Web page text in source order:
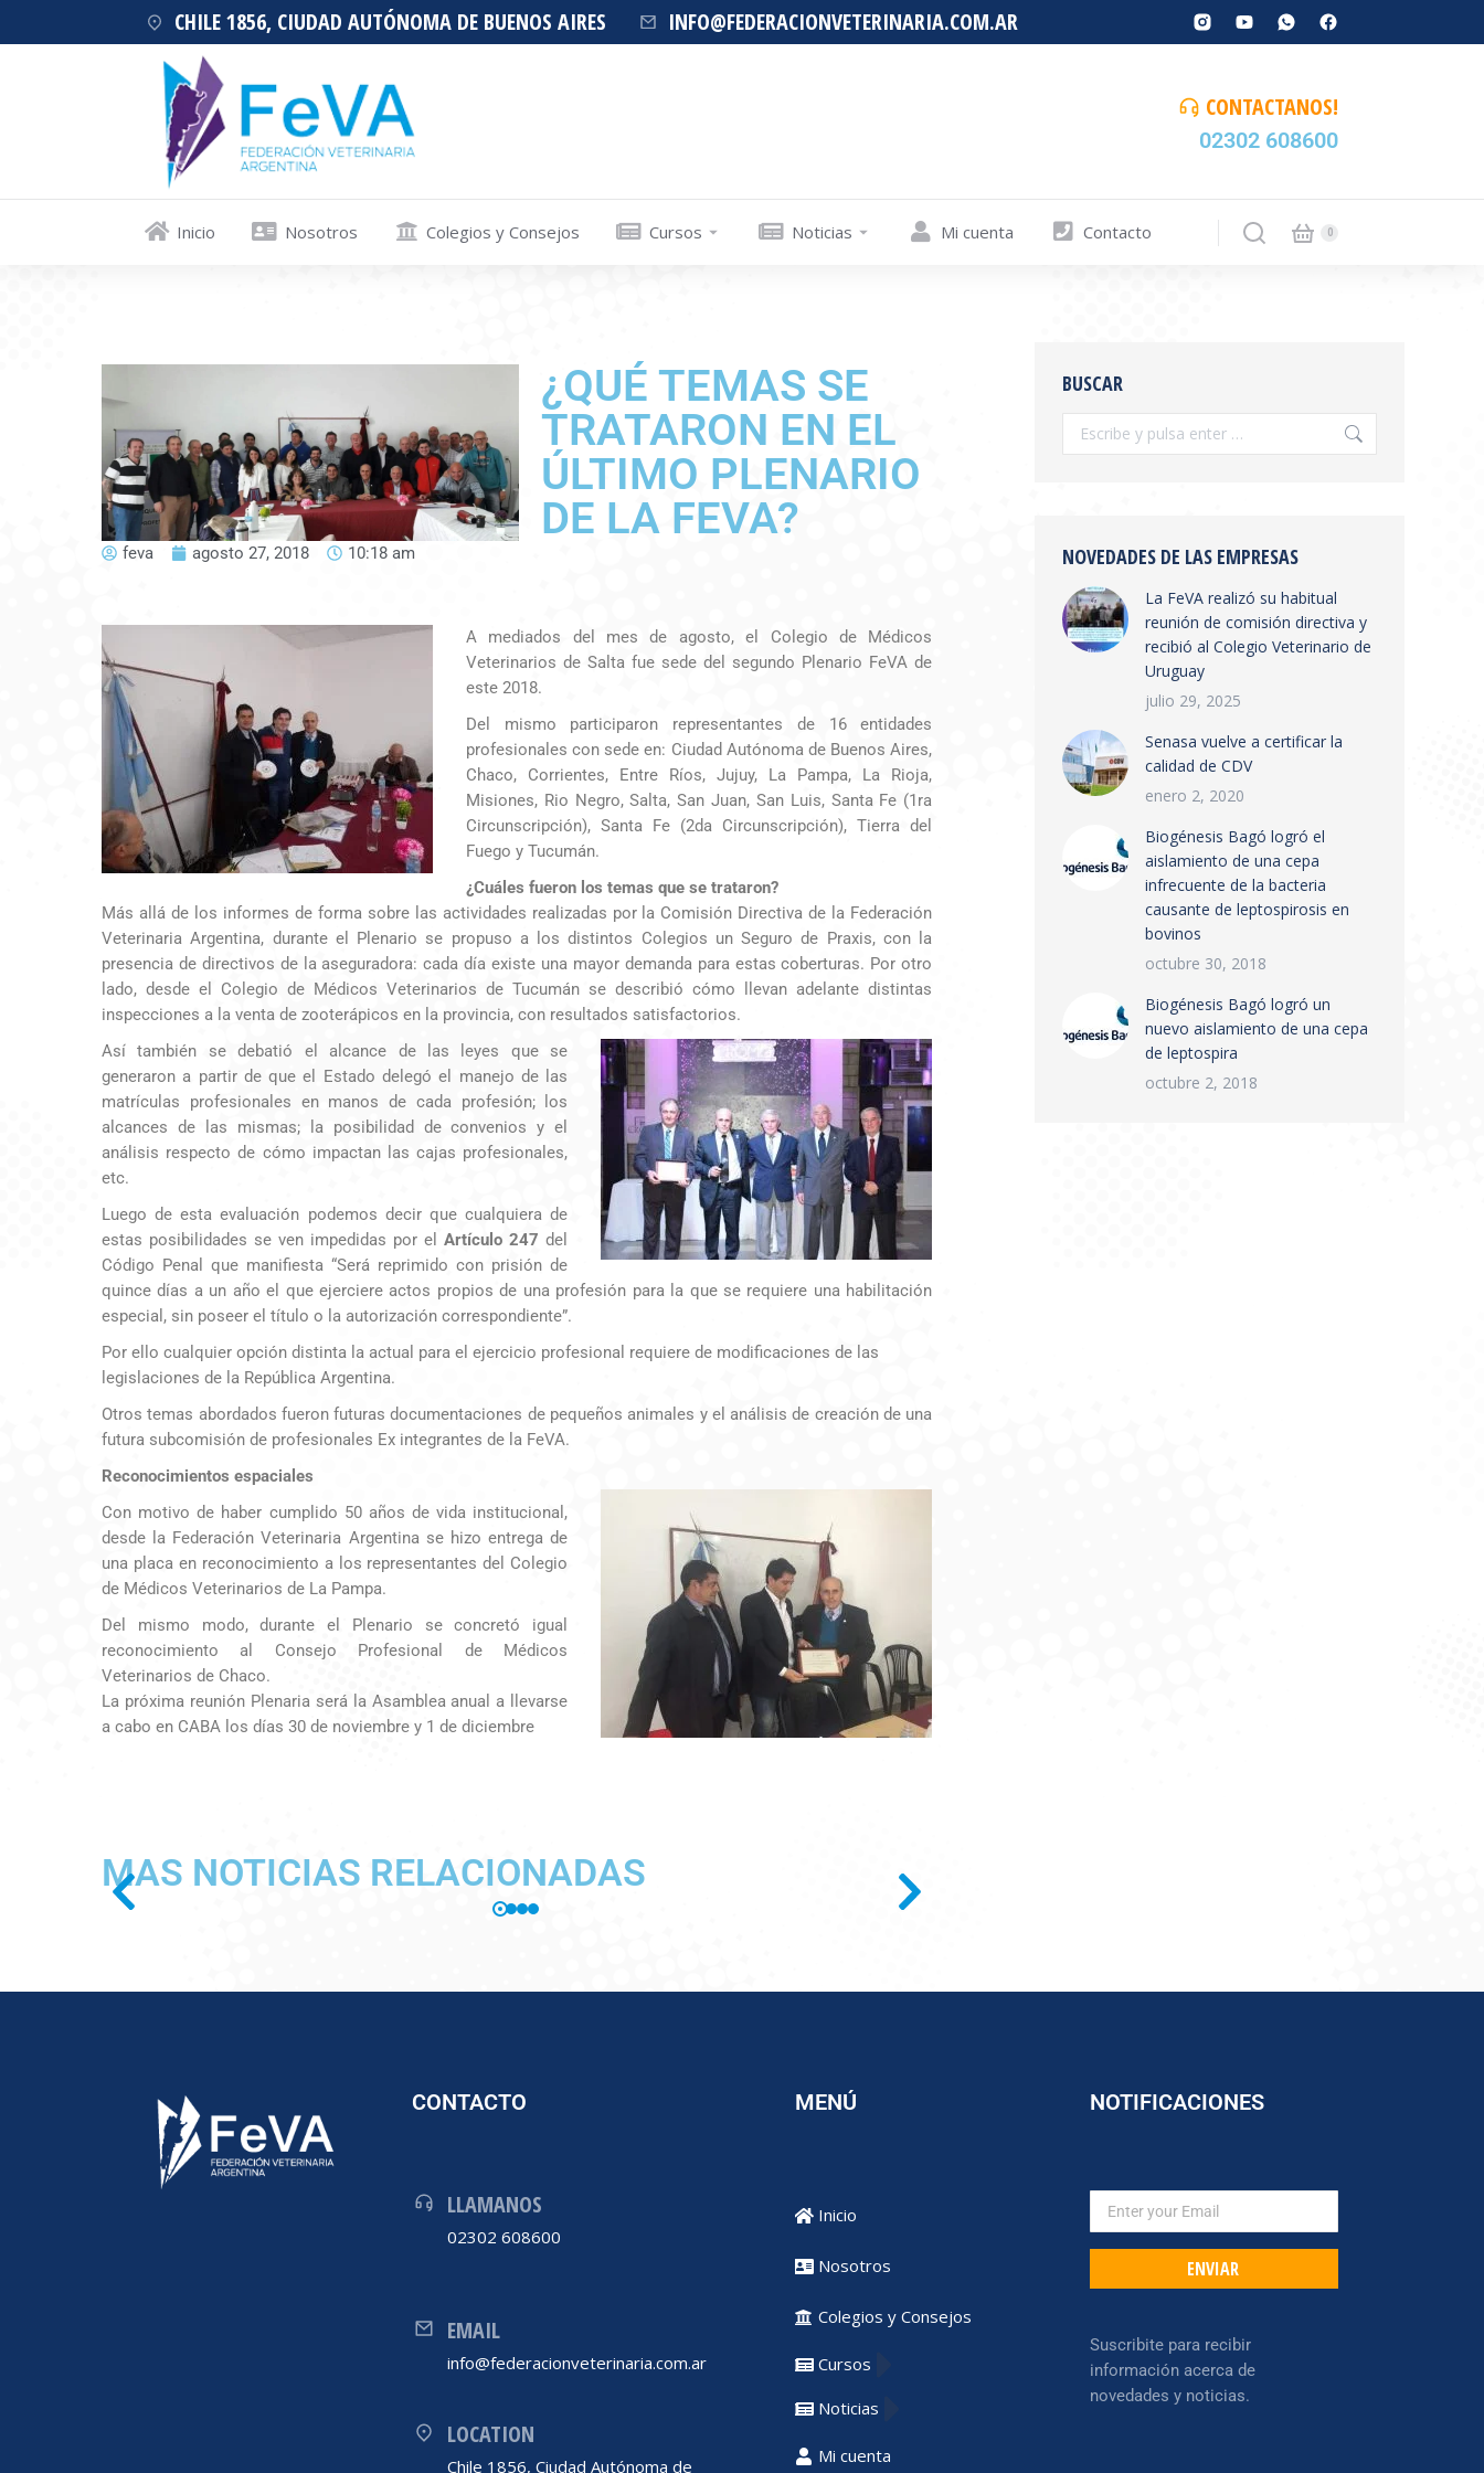
CHILE 1856, CIUDAD AUTÓNOMA DE BUENOS AIRES INFO@FEDERACIONVETERINARIA.COM.AR
CONTACTANOS!
02302 608600
Inicio Nosotros Colegios y Consejos Cursos Noticias Mi cuenta Contacto
feva agosto 27, 2018 10:18 am
¿QUÉ TEMAS SE
TRATARON EN EL
ÚLTIMO PLENARIO
DE LA FEVA?
A mediados del mes de agosto, el Colegio de Médicos
Veterinarios de Salta fue sede del segundo Plenario FeVA de
este 2018.
Del mismo participaron representantes de 16 entidades
profesionales con sede en: Ciudad Autónoma de Buenos Aires,
Chaco, Corrientes, Entre Ríos, Jujuy, La Pampa, La Rioja,
Misiones, Rio Negro, Salta, San Juan, San Luis, Santa Fe (1ra
Circunscripción), Santa Fe (2da Circunscripción), Tierra del
Fuego y Tucumán.
¿Cuáles fueron los temas que se trataron?
Más allá de los informes de forma sobre las actividades realizadas por la Comisión Directiva de la Federación
Veterinaria Argentina, durante el Plenario se propuso a los distintos Colegios un Seguro de Praxis, con la
presencia de directivos de la aseguradora: cada día existe una mayor demanda para estas coberturas. Por otro
lado, desde el Colegio de Médicos Veterinarios de Tucumán se describió cómo llevan adelante distintas
inspecciones a la venta de zooterápicos en la provincia, con resultados satisfactorios.
Así también se debatió el alcance de las leyes que se
generaron a partir de que el Estado delegó el manejo de las
matrículas profesionales en manos de cada profesión; los
alcances de las mismas; la posibilidad de convenios y el
análisis respecto de cómo impactan las cajas profesionales,
etc.
Luego de esta evaluación podemos decir que cualquiera de
estas posibilidades se ven impedidas por elArtículo 247 del
Código Penal que manifiesta “Será reprimido con prisión de
quince días a un año el que ejerciere actos propios de una profesión para la que se requiere una habilitación
especial, sin poseer el título o la autorización correspondiente”.
Por ello cualquier opción distinta la actual para el ejercicio profesional requiere de modificaciones de las
legislaciones de la República Argentina.
Otros temas abordados fueron futuras documentaciones de pequeños animales y el análisis de creación de una
futura subcomisión de profesionales Ex integrantes de la FeVA.
Reconocimientos espaciales
Con motivo de haber cumplido 50 años de vida institucional,
desde la Federación Veterinaria Argentina se hizo entrega de
una placa en reconocimiento a los representantes del Colegio
de Médicos Veterinarios de La Pampa.
Del mismo modo, durante el Plenario se concretó igual
reconocimiento al Consejo Profesional de Médicos
Veterinarios de Chaco.
La próxima reunión Plenaria será la Asamblea anual a llevarse
a cabo en CABA los días 30 de noviembre y 1 de diciembre
MAS NOTICIAS RELACIONADAS
BUSCAR
NOVEDADES DE LAS EMPRESAS
La FeVA realizó su habitual
reunión de comisión directiva y
recibió al Colegio Veterinario de
Uruguay
julio 29, 2025
Senasa vuelve a certificar la
calidad de CDV
enero 2, 2020
Biogénesis Bagó logró el
aislamiento de una cepa
infrecuente de la bacteria
causante de leptospirosis en
bovinos
octubre 30, 2018
Biogénesis Bagó logró un
nuevo aislamiento de una cepa
de leptospira
octubre 2, 2018
CONTACTO
LLAMANOS
02302 608600
EMAIL
info@federacionveterinaria.com.ar
LOCATION
Chile 1856, Ciudad Autónoma de
MENÚ
Inicio
Nosotros
Colegios y Consejos
Cursos
Noticias
Mi cuenta
NOTIFICACIONES
ENVIAR
Suscribite para recibir
información acerca de
novedades y noticias.